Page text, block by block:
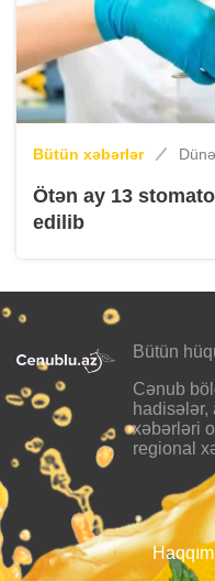
Bütün xəbərlər
Ötən ay 13
edilib
Bütün
Cənub
hadisələr,
xəbərləri
regional